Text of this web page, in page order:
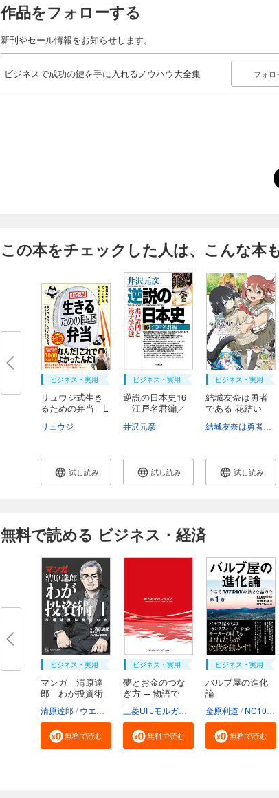
作品をフォローする
新刊やセール情報をお知らせします。
ビジネスで成功の鍵を手に入れるノウハウ大全集 フォロ
この本をチェックした人は、こんな本
ビジネス・実用
リュウジ式生き
るための弁当 L
リュウジ
試し読み
ビジネス・実用
逆説の日本史16
江戸名君編／
井沢元彦
試し読み
ビジネス・実用
結城友奈は勇者
である 花結い
試し読み
無料で読める ビジネス・経済
ビジネス・実用
マンガ 清原達
郎 わが投資術
清原達郎 ウエノ 河野慶
無料で読む
ビジネス・実用
夢とお金のつな
ぎ方 ─ 物語で
無料で読む
ビジネス・実用
バルブ屋の進化
論
金原利道 NC10Team
無料で読む